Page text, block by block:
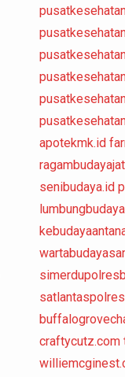
apotekmk.id
senibudaya.id
craftycutz.com